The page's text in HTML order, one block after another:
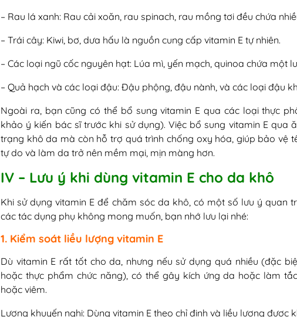
– Rau lá xanh: Rau cải xoăn, rau spinach, rau mồng tơi đều chứa
– Trái cây: Kiwi, bơ, dưa hấu là nguồn cung cấp vitamin E tự nhiên.
– Các loại ngũ cốc nguyên hạt: Lúa mì, yến mạch, quinoa chứa một
– Quả hạch và các loại đậu: Đậu phộng, đậu nành, và các loại đậu
Ngoài ra, bạn cũng có thể bổ sung vitamin E qua các loại thực
khảo ý kiến bác sĩ trước khi sử dụng). Việc bổ sung vitamin E qua
trạng khô da mà còn hỗ trợ quá trình chống oxy hóa, giúp bảo vệ
tự do và làm da trở nên mềm mại, mịn màng hơn.
IV – Lưu ý khi dùng vitamin E cho da khô
Khi sử dụng vitamin E để chăm sóc da khô, có một số lưu ý quan
các tác dụng phụ không mong muốn, bạn nhớ lưu lại nhé:
1. Kiểm soát liều lượng vitamin E
Dù vitamin E rất tốt cho da, nhưng nếu sử dụng quá nhiều (đặc
hoặc thực phẩm chức năng), có thể gây kích ứng da hoặc làm
hoặc viêm.
Lượng khuyến nghị: Dùng vitamin E theo chỉ định và liều lượng được